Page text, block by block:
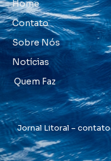
Home
Contato
Sobre Nós
Notícias
Quem Faz
Jornal Litoral –